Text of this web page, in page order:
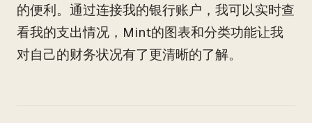
的便利。通过连接我的银行账户，我可以实时查
看我的支出情况，Mint的图表和分类功能让我
对自己的财务状况有了更清晰的了解。